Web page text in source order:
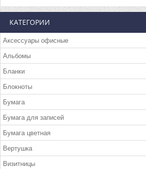
КАТЕГОРИИ
Аксессуары офисные
Альбомы
Бланки
Блокноты
Бумага
Бумага для записей
Бумага цветная
Вертушка
Визитницы